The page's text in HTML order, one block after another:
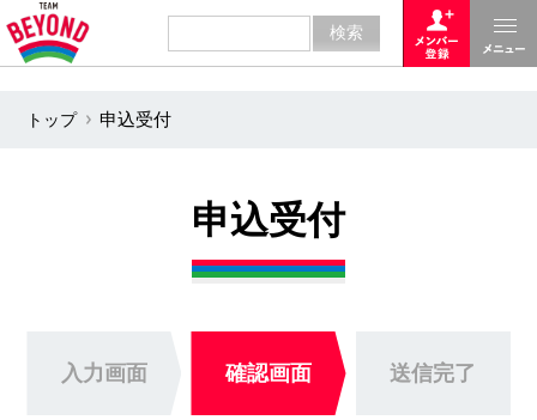
トップ 申込受付
申込受付
入力画面 確認画面 送信完了